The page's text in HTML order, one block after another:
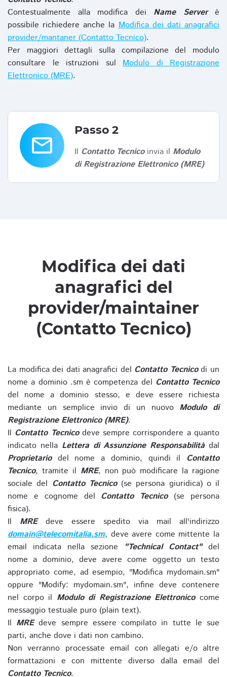
Contestualmente alla modifica dei Name Serverè
possibile richiedere anche laModifica dei dati anagrafici
provider/mantaner (Contatto Tecnico).
Per maggiori dettagli sulla compilazione del modulo
consultare le istruzioni sul Modulo di Registrazione
Elettronico (MRE).
email
Passo 2
Il Contatto Tecnicoinvia il Modulo
di Registrazione Elettronico (MRE)
Modifica dei dati
anagrafici del
provider/maintainer
(Contatto Tecnico)
La modifica dei dati anagrafici del Contatto Tecnicodi un
nome a dominio .sm è competenza del Contatto Tecnico
del nome a dominio stesso, e deve essere richiesta
mediante un semplice invio di un nuovo Modulo di
Registrazione Elettronico (MRE).
Il Contatto Tecnicodeve sempre corrispondere a quanto
indicato nella Lettera di Assunzione Responsabilitàdal
Proprietariodel nome a dominio, quindi il Contatto
Tecnico, tramite il MRE, non può modificare la ragione
sociale del Contatto Tecnico(se persona giuridica) o il
nome e cognome del Contatto Tecnico(se persona
fisica).
Il MREdeve essere spedito via mail all'indirizzo
domain@telecomitalia.sm, deve avere come mittente la
email indicata nella sezione
"Technical Contact"del
nome a dominio, deve avere come oggetto un testo
appropriato come, ad esempio, "Modifica mydomain.sm"
oppure "Modify: mydomain.sm", infine deve contenere
nel corpo il Modulo di Registrazione Elettronicocome
messaggio testuale puro (plain text).
Il MREdeve sempre essere compilato in tutte le sue
parti, anche dove i dati non cambino.
Non verranno processate email con allegati e/o altre
formattazioni e con mittente diverso dalla email del
Contatto Tecnico.